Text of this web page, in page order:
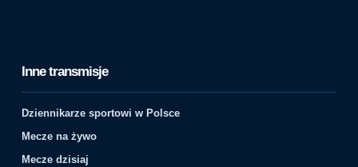
Inne transmisje
Dziennikarze sportowi w Polsce
Mecze na żywo
Mecze dzisiaj